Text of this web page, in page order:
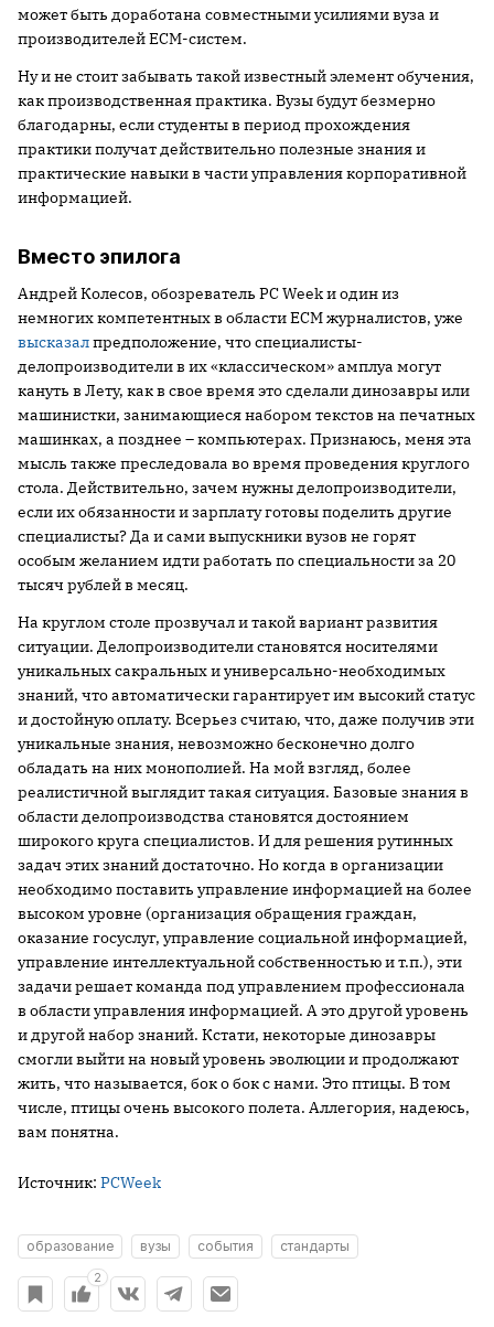
может быть доработана совместными усилиями вуза и
производителей ECM-систем.
Ну и не стоит забывать такой известный элемент обучения,
как производственная практика. Вузы будут безмерно
благодарны, если студенты в период прохождения
практики получат действительно полезные знания и
практические навыки в части управления корпоративной
информацией.
Вместо эпилога
Андрей Колесов, обозреватель PC Week и один из
немногих компетентных в области ECM журналистов, уже
высказалпредположение, что специалисты-
делопроизводители в их «классическом» амплуа могут
кануть в Лету, как в свое время это сделали динозавры или
машинистки, занимающиеся набором текстов на печатных
машинках, а позднее – компьютерах. Признаюсь, меня эта
мысль также преследовала во время проведения круглого
стола. Действительно, зачем нужны делопроизводители,
если их обязанности и зарплату готовы поделить другие
специалисты? Да и сами выпускники вузов не горят
особым желанием идти работать по специальности за 20
тысяч рублей в месяц.
На круглом столе прозвучал и такой вариант развития
ситуации. Делопроизводители становятся носителями
уникальных сакральных и универсально-необходимых
знаний, что автоматически гарантирует им высокий статус
и достойную оплату. Всерьез считаю, что, даже получив эти
уникальные знания, невозможно бесконечно долго
обладать на них монополией. На мой взгляд, более
реалистичной выглядит такая ситуация. Базовые знания в
области делопроизводства становятся достоянием
широкого круга специалистов. И для решения рутинных
задач этих знаний достаточно. Но когда в организации
необходимо поставить управление информацией на более
высоком уровне (организация обращения граждан,
оказание госуслуг, управление социальной информацией,
управление интеллектуальной собственностью и т.п.), эти
задачи решает команда под управлением профессионала
в области управления информацией. А это другой уровень
и другой набор знаний. Кстати, некоторые динозавры
смогли выйти на новый уровень эволюции и продолжают
жить, что называется, бок о бок с нами. Это птицы. В том
числе, птицы очень высокого полета. Аллегория, надеюсь,
вам понятна.
Источник: PCWeek
образование вузы события стандарты
2